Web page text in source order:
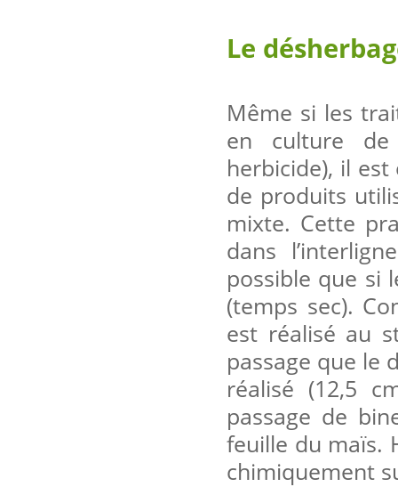
Le
Même si les
en culture de
herbicide), il
de produits
mixte. Cette
dans
possible que si
(temps sec).
est réalisé au
passage que le
réalisé (12,5
passage de
feuille du maïs.
chimiquement